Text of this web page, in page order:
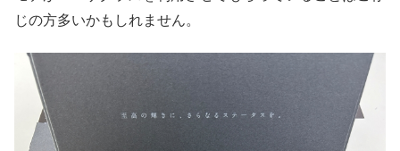
じの方多いかもしれません。